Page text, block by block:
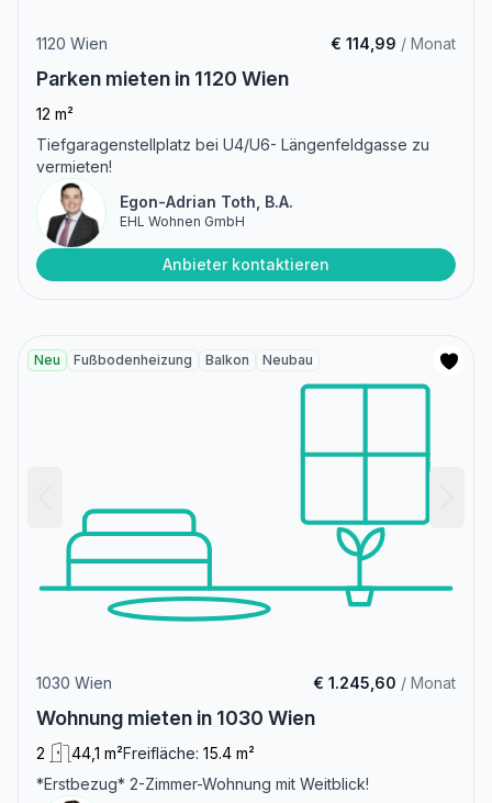
1120 Wien € 114,99 / Monat
Parken mieten in 1120 Wien
12 m²
Tiefgaragenstellplatz bei U4/U6- Längenfeldgasse zu
vermieten!
Egon-Adrian Toth, B.A.
EHL Wohnen GmbH
Anbieter kontaktieren
Neu Fußbodenheizung Balkon Neubau
1030 Wien € 1.245,60 / Monat
Wohnung mieten in 1030 Wien
2 44,1 m²Freifläche: 15.4 m²
*Erstbezug* 2-Zimmer-Wohnung mit Weitblick!